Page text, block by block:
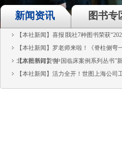
新闻资讯 图书专
【本社新闻】喜报∣我社7种图书荣获
【本社新闻】罗老师来啦！《脊柱侧
北京图书订货会
【本社新闻】“中国临床案例系列丛书”
【本社新闻】活力全开！世图上海公司